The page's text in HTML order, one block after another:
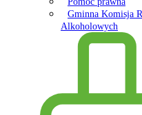
Gminna Komisja
Alkoholowych